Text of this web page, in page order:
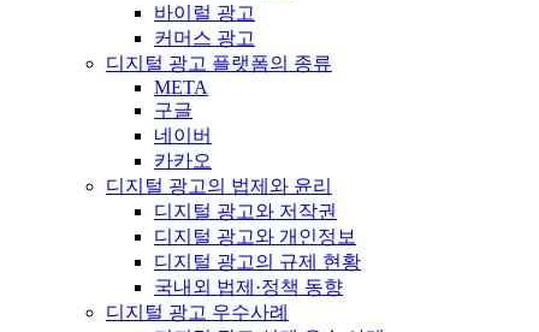
바이럴 광고
커머스 광고
디지털 광고 플랫폼의 종류
META
구글
네이버
카카오
디지털 광고의 법제와 윤리
디지털 광고와 저작권
디지털 광고와 개인정보
디지털 광고의 규제 현황
국내외 법제·정책 동향
디지털 광고 우수사례